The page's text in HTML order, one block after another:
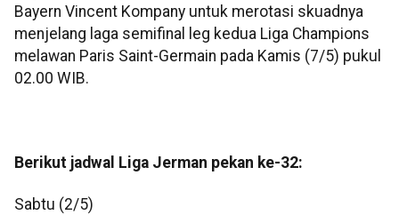
Bayern Vincent Kompany untuk merotasi skuadnya
menjelang laga semifinal leg kedua Liga Champions
melawan Paris Saint-Germain pada Kamis (7/5) pukul
02.00 WIB.
Berikut jadwal Liga Jerman pekan ke-32:
Sabtu (2/5)